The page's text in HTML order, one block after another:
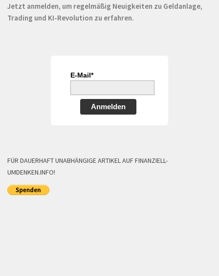
Jetzt anmelden, um regelmäßig Neuigkeiten zu Geldanlage,
Trading und KI-Revolution zu erfahren.
E-Mail*
Anmelden
FÜR DAUERHAFT UNABHÄNGIGE ARTIKEL AUF FINANZIELL-
UMDENKEN.INFO!